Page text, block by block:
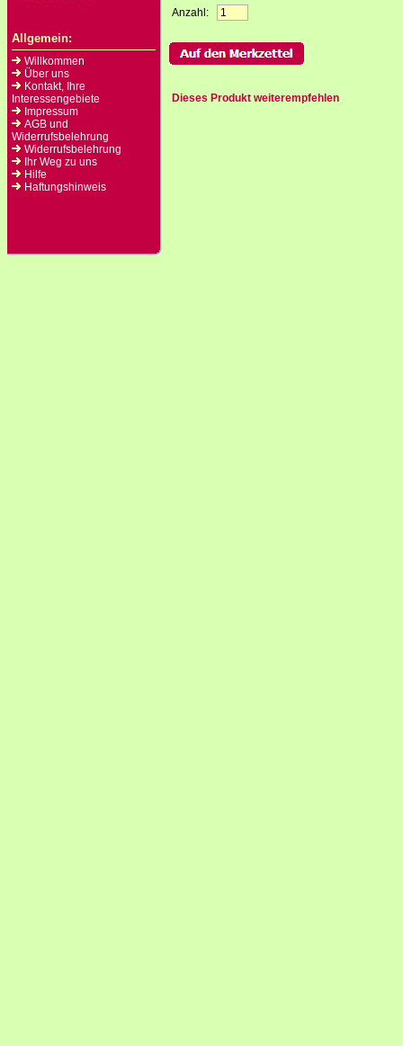
Allgemein:
Willkommen
Über uns
Kontakt, Ihre
Interessengebiete
Impressum
AGB und
Widerrufsbelehrung
Widerrufsbelehrung
Ihr Weg zu uns
Hilfe
Haftungshinweis
Anzahl:
Dieses Produkt weiterempfehlen